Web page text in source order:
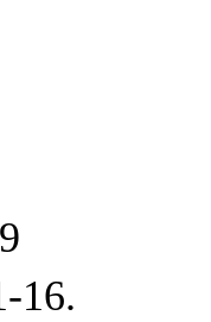
16.